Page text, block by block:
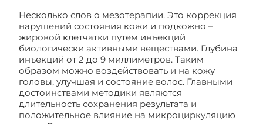
Несколько слов о мезотерапии. Это коррекция
нарушений состояния кожи и подкожно –
жировой клетчатки путем инъекций
биологически активными веществами. Глубина
инъекций от 2 до 9 миллиметров. Таким
образом можно воздействовать и на кожу
головы, улучшая и состояние волос. Главными
достоинствами методики являются
длительность сохранения результата и
положительное влияние на микроциркуляцию